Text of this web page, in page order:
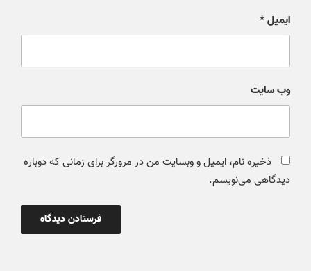
ایمیل*
وب‌ سایت
ذخیره نام، ایمیل و وبسایت من در مرورگر برای زمانی که دوباره
دیدگاهی می‌نویسم.